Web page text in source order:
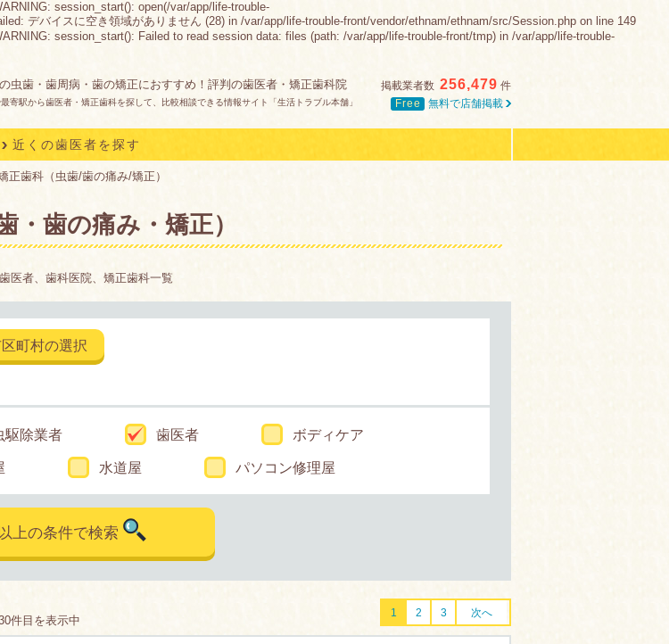
session_start(): open(/var/app/life-trouble-
デバイスに空き領域がありません (28) in /var/app/life-trouble-front/vendor/ethnam/ethnam/src/Session.php on line 149
session_start(): Failed to read session data: files (path: /var/app/life-trouble-front/tmp) in /var/app/life-trouble-
虫歯・歯周病・歯の矯正におすすめ！評判の歯医者・矯正歯科院
寄駅から歯医者・矯正歯科を探して、比較相談できる情報サイト「生活トラブル本舗」
掲載業者数 256,479 件
Free
無料で店舗掲載
近くの歯医者を探す
正歯科（虫歯/歯の痛み/矯正）
歯の痛み・矯正）
医者、歯科医院、矯正歯科一覧
町村の選択
駆除業者 歯医者 ボディケア
水道屋 パソコン修理屋
以上の条件で検索
件目を表示中
1 2 3 次へ